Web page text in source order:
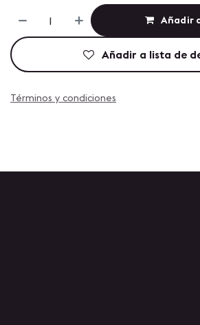
Añadir
Añadir a lista de
Términos y condiciones